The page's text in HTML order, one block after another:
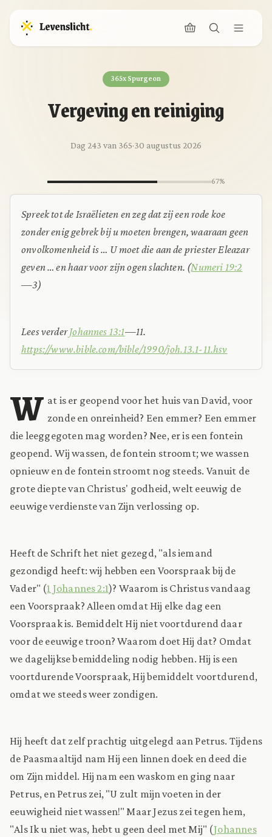
365x Spurgeon
Vergeving en reiniging
Dag 243 van 365·30 augustus 2026
67%
Spreek tot de Israëlieten en zeg dat zij een rode koe
zonder enig gebrek bij u moeten brengen, waaraan geen
onvolkomenheid is … U moet die aan de priester Eleazar
geven … en haar voor zijn ogen slachten. (Numeri 19:2
—3)
Lees verderJohannes 13:1—11.
https://www.bible.com/bible/1990/joh.13.1-11.hsv
W at is er geopend voor het huis van David, voor
zonde en onreinheid? Een emmer? Een emmer
die leeggegoten mag worden? Nee, er is een fontein
geopend. Wij wassen, de fontein stroomt; we wassen
opnieuw en de fontein stroomt nog steeds. Vanuit de
grote diepte van Christus' godheid, welt eeuwig de
eeuwige verdienste van Zijn verlossing op.
Heeft de Schrift het niet gezegd, "als iemand
gezondigd heeft: wij hebben een Voorspraak bij de
Vader" (1 Johannes 2:1)? Waarom is Christus vandaag
een Voorspraak? Alleen omdat Hij elke dag een
Voorspraak is. Bemiddelt Hij niet voortdurend daar
voor de eeuwige troon? Waarom doet Hij dat? Omdat
we dagelijkse bemiddeling nodig hebben. Hij is een
voortdurende Voorspraak, Hij bemiddelt voortdurend,
omdat we steeds weer zondigen.
Hij heeft dat zelf prachtig uitgelegd aan Petrus. Tijdens
de Paasmaaltijd nam Hij een linnen doek en deed die
om Zijn middel. Hij nam een waskom en ging naar
Petrus, en Petrus zei, "U zult mijn voeten in der
eeuwigheid niet wassen!" Maar Jezus zei tegen hem,
"Als Ik u niet was, hebt u geen deel met Mij" (Johannes